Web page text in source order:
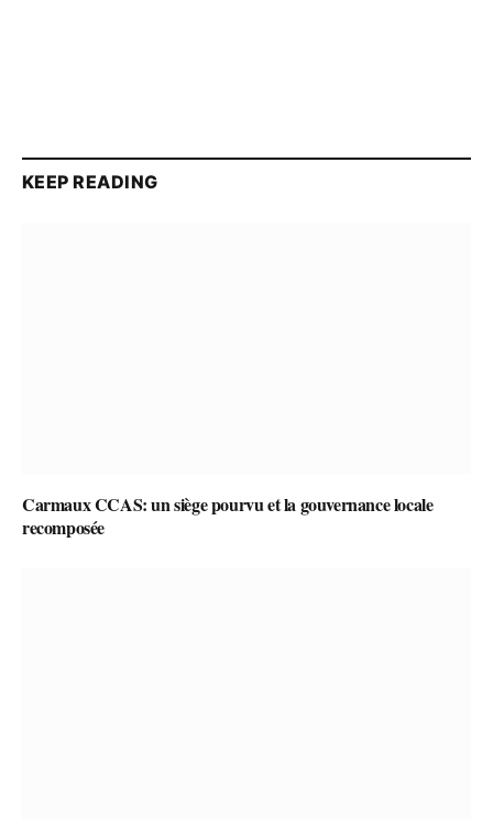
KEEP READING
Carmaux CCAS: un siège pourvu et la gouvernance locale
recomposée